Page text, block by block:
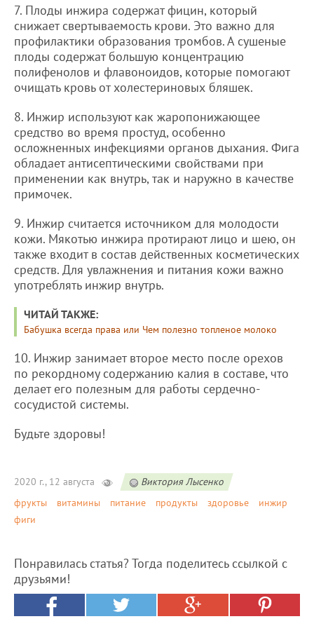
7. Плоды инжира содержат фицин, который
снижает свертываемость крови. Это важно для
профилактики образования тромбов. А сушеные
плоды содержат большую концентрацию
полифенолов и флавоноидов, которые помогают
очищать кровь от холестериновых бляшек.
8. Инжир используют как жаропонижающее
средство во время простуд, особенно
осложненных инфекциями органов дыхания. Фига
обладает антисептическими свойствами при
применении как внутрь, так и наружно в качестве
примочек.
9. Инжир считается источником для молодости
кожи. Мякотью инжира протирают лицо и шею, он
также входит в состав действенных косметических
средств. Для увлажнения и питания кожи важно
употреблять инжир внутрь.
ЧИТАЙ ТАКЖЕ:
Бабушка всегда права или Чем полезно топленое молоко
10. Инжир занимает второе место после орехов
по рекордному содержанию калия в составе, что
делает его полезным для работы сердечно-
сосудистой системы.
Будьте здоровы!
2020 г., 12 августа
Виктория Лысенко
фрукты
витамины питание продукты здоровье
инжир
фиги
Понравилась статья? Тогда поделитесь ссылкой с
друзьями!